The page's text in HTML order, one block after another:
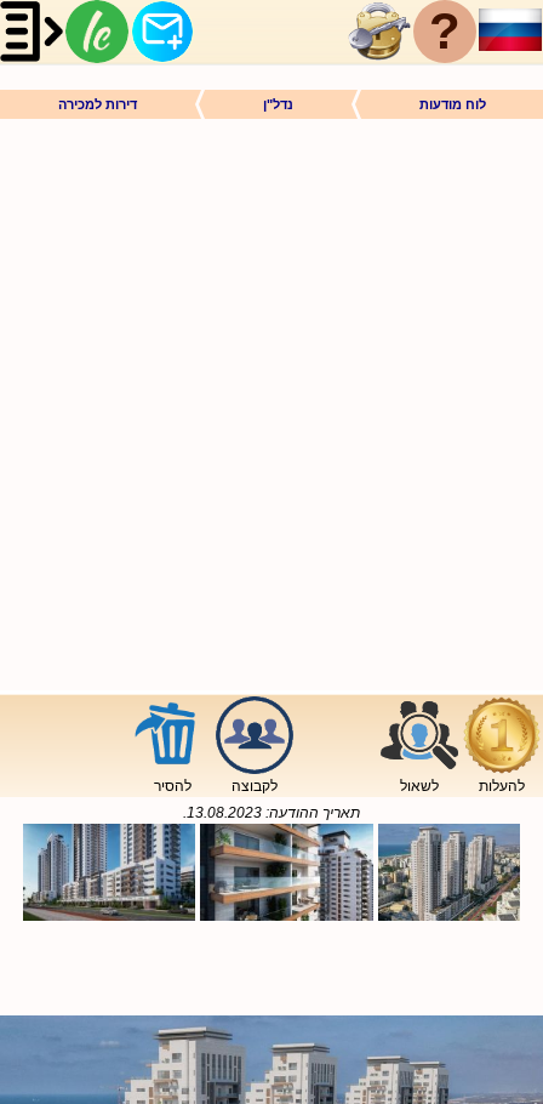
?
לוח מודעות נדל"ן דירות למכירה
להעלות לשאול לקבוצה
להסיר
תאריך ההודעה: 13.08.2023
.